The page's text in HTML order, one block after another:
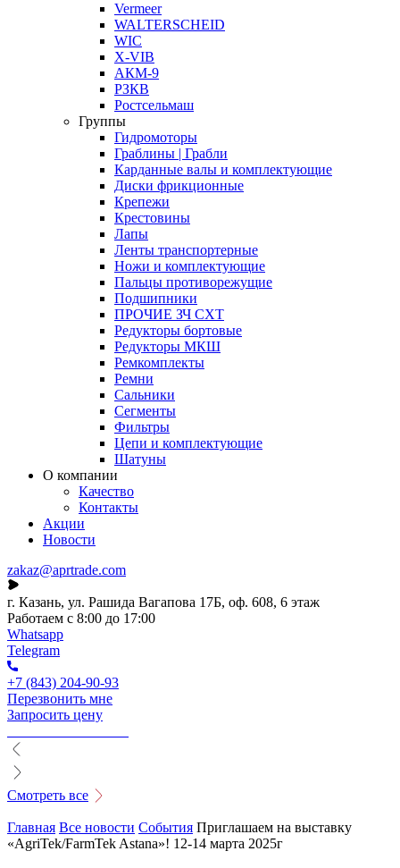
Vermeer
WALTERSCHEID
WIC
X-VIB
АКМ-9
РЗКВ
Ростсельмаш
Группы
Гидромоторы
Граблины | Грабли
Карданные валы и комплектующие
Диски фрикционные
Крепежи
Крестовины
Лапы
Ленты транспортерные
Ножи и комплектующие
Пальцы противорежущие
Подшипники
ПРОЧИЕ ЗЧ СХТ
Редукторы бортовые
Редукторы МКШ
Ремкомплекты
Ремни
Сальники
Сегменты
Фильтры
Цепи и комплектующие
Шатуны
О компании
Качество
Контакты
Акции
Новости
zakaz@aprtrade.com
г. Казань, ул. Рашида Вагапова 17Б, оф. 608, 6 этаж
Работаем с 8:00 до 17:00
Whatsapp
Telegram
+7 (843) 204-90-93
Перезвонить мне
Запросить цену
Смотреть все
Главная Все новости События Приглашаем на выставку
«AgriTek/FarmTek Astana»! 12-14 марта 2025г